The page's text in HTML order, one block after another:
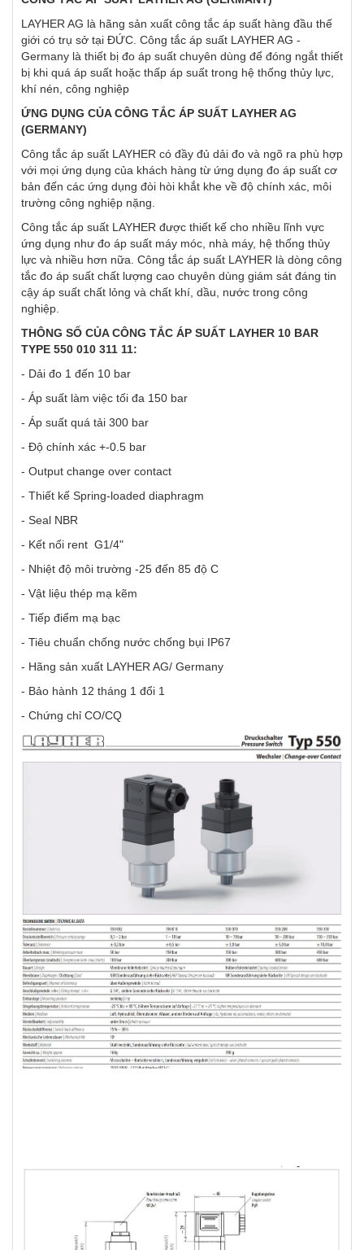
LAYHER AG là hãng sản xuất công tắc áp suất hàng đầu thế
giới có trụ sở tại ĐỨC. Công tắc áp suất LAYHER AG -
Germany là thiết bị đo áp suất chuyên dùng để đóng ngắt thiết
bị khi quá áp suất hoặc thấp áp suất trong hệ thống thủy lực,
khí nén, công nghiệp
ỨNG DỤNG CỦA CÔNG TẮC ÁP SUẤT LAYHER AG
(GERMANY)
Công tắc áp suất LAYHER có đầy đủ dải đo và ngõ ra phù hợp
với mọi ứng dụng của khách hàng từ ứng dụng đo áp suất cơ
bản đến các ứng dụng đòi hòi khắt khe về độ chính xác, môi
trường công nghiệp nặng.
Công tắc áp suất LAYHER được thiết kế cho nhiều lĩnh vực
ứng dụng như đo áp suất máy móc, nhà máy, hệ thống thủy
lực và nhiều hơn nữa. Công tắc áp suất LAYHER là dòng công
tắc đo áp suất chất lượng cao chuyên dùng giám sát đáng tin
cậy áp suất chất lỏng và chất khí, dầu, nước trong công
nghiệp.
THÔNG SỐ CỦA CÔNG TẮC ÁP SUẤT LAYHER 10 BAR
TYPE 550 010 311 11:
- Dải đo 1 đến 10 bar
- Áp suất làm việc tối đa 150 bar
- Áp suất quá tải 300 bar
- Độ chính xác +-0.5 bar
- Output change over contact
- Thiết kế Spring-loaded diaphragm
- Seal NBR
- Kết nối rent G1/4"
- Nhiệt độ môi trường -25 đến 85 độ C
- Vật liệu thép mạ kẽm
- Tiếp điểm mạ bạc
- Tiêu chuẩn chống nước chống bụi IP67
- Hãng sản xuất LAYHER AG/ Germany
- Bảo hành 12 tháng 1 đổi 1
- Chứng chỉ CO/CQ